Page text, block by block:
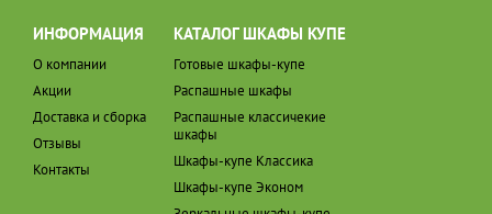
ИНФОРМАЦИЯ
О компании
Акции
Доставка и сборка
Отзывы
Контакты
КАТАЛОГ ШКАФЫ КУПЕ
Готовые шкафы-купе
Распашные шкафы
Распашные классичекие
шкафы
Шкафы-купе Классика
Шкафы-купе Эконом